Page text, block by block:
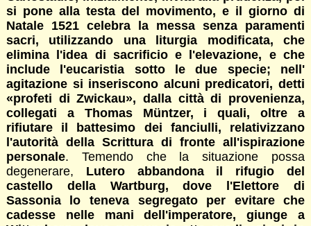
si pone alla testa del movimento, e il giorno di
Natale 1521 celebra la messa senza paramenti
sacri, utilizzando una liturgia modificata, che
elimina l'idea di sacrificio e l'elevazione, e che
include l'eucaristia sotto le due specie; nell'
agitazione si inseriscono alcuni predicatori, detti
«profeti di Zwickau», dalla città di provenienza,
collegati a Thomas Müntzer, i quali, oltre a
rifiutare il battesimo dei fanciulli, relativizzano
l'autorità della Scrittura di fronte all'ispirazione
personale. Temendo che la situazione possa
degenerare, Lutero abbandona il rifugio del
castello della Wartburg, dove l'Elettore di
Sassonia lo teneva segregato per evitare che
cadesse nelle mani dell'imperatore, giunge a